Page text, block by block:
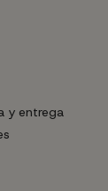
y entrega